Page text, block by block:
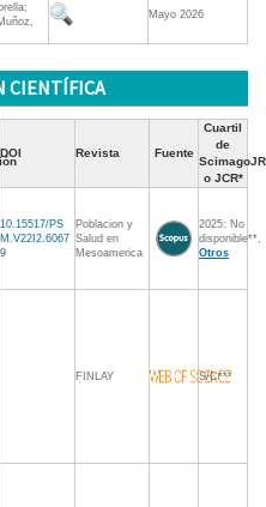
Mayo 2026
CIENTÍFICA
DOI Revista Fuente
Cuartil
de
ScimagoJR
o JCR*
10.15517/PS
M.V22I2.6067
9
Poblacion y
Salud en
Mesoamerica
2025: No
disponible**,
Otros
FINLAY S/C***